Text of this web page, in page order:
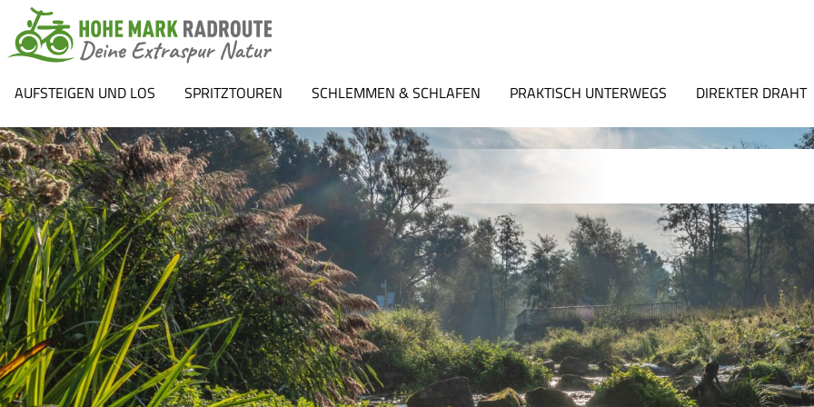
AUFSTEIGEN UND LOS SPRITZTOUREN SCHLEMMEN & SCHLAFEN PRAKTISCH UNTERWEGS DIREKTER DRAHT